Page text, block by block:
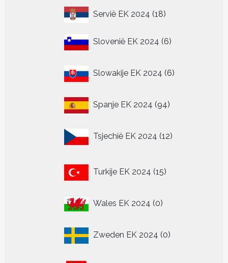
Servië EK 2024 1818
Slovenië EK 2024 66
Slowakije EK 2024 6
producten
Spanje EK 2024 9494
Tsjechië EK 2024 12
producten
Turkije EK 2024 15
producten
Wales EK 2024 00
Zweden EK 2024 0
producten